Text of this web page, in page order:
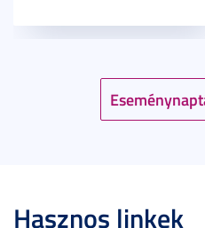
Hasznos linkek